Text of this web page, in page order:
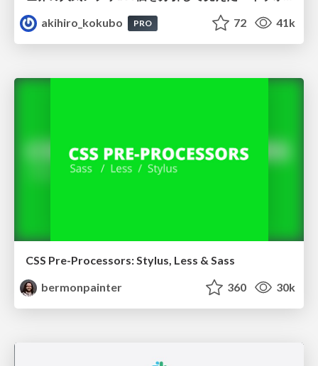
akihiro_kokubo
PRO 72 41k
CSS Pre-Processors: Stylus, Less & Sass
bermonpainter
360 30k